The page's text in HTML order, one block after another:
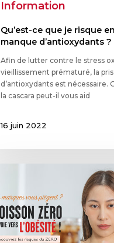
Information
Qu’est-ce que je risque
manque d’antioxydants ?
Afin de lutter contre le stress
vieillissement prématuré, la
d’antioxydants est nécessaire.
la cascara peut-il vous aid
16 juin 2022